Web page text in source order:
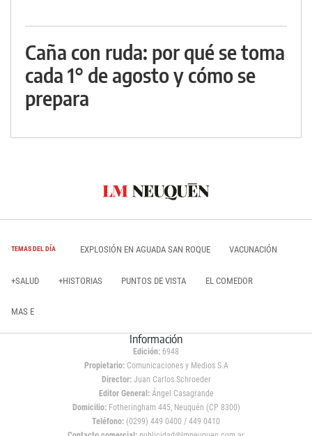
Caña con ruda: por qué se toma
cada 1° de agosto y cómo se
prepara
TEMAS DEL DÍA EXPLOSIÓN EN AGUADA SAN ROQUE VACUNACIÓN
+SALUD +HISTORIAS PUNTOS DE VISTA EL COMEDOR
MAS E
Información
Edición: 6948
Propietario:Comunicaciones y Medios S.A
Director: Juan Carlos Schroeder
Editor General:Ángel Casagrande
Domicilio:Fotheringham 445, Neuquén (CP 8300)
Teléfono: (0299) 449 0400 / 449 0410